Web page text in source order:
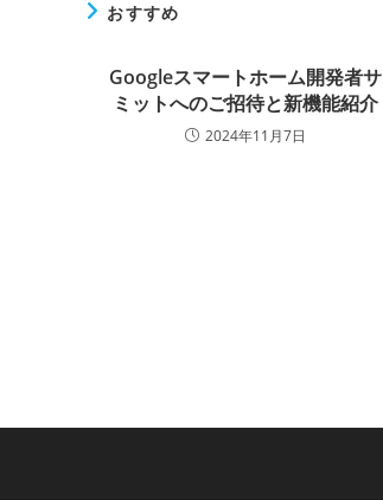
おすすめ
Googleスマートホーム開発者サ
ミットへのご招待と新機能紹介
2024年11月7日